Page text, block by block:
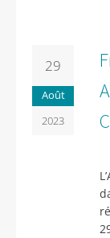
29
Août
2023